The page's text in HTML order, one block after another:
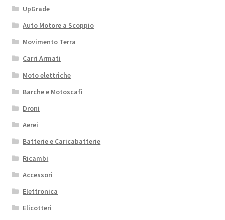
UpGrade
Auto Motore a Scoppio
Movimento Terra
Carri Armati
Moto elettriche
Barche e Motoscafi
Droni
Aerei
Batterie e Caricabatterie
Ricambi
Accessori
Elettronica
Elicotteri